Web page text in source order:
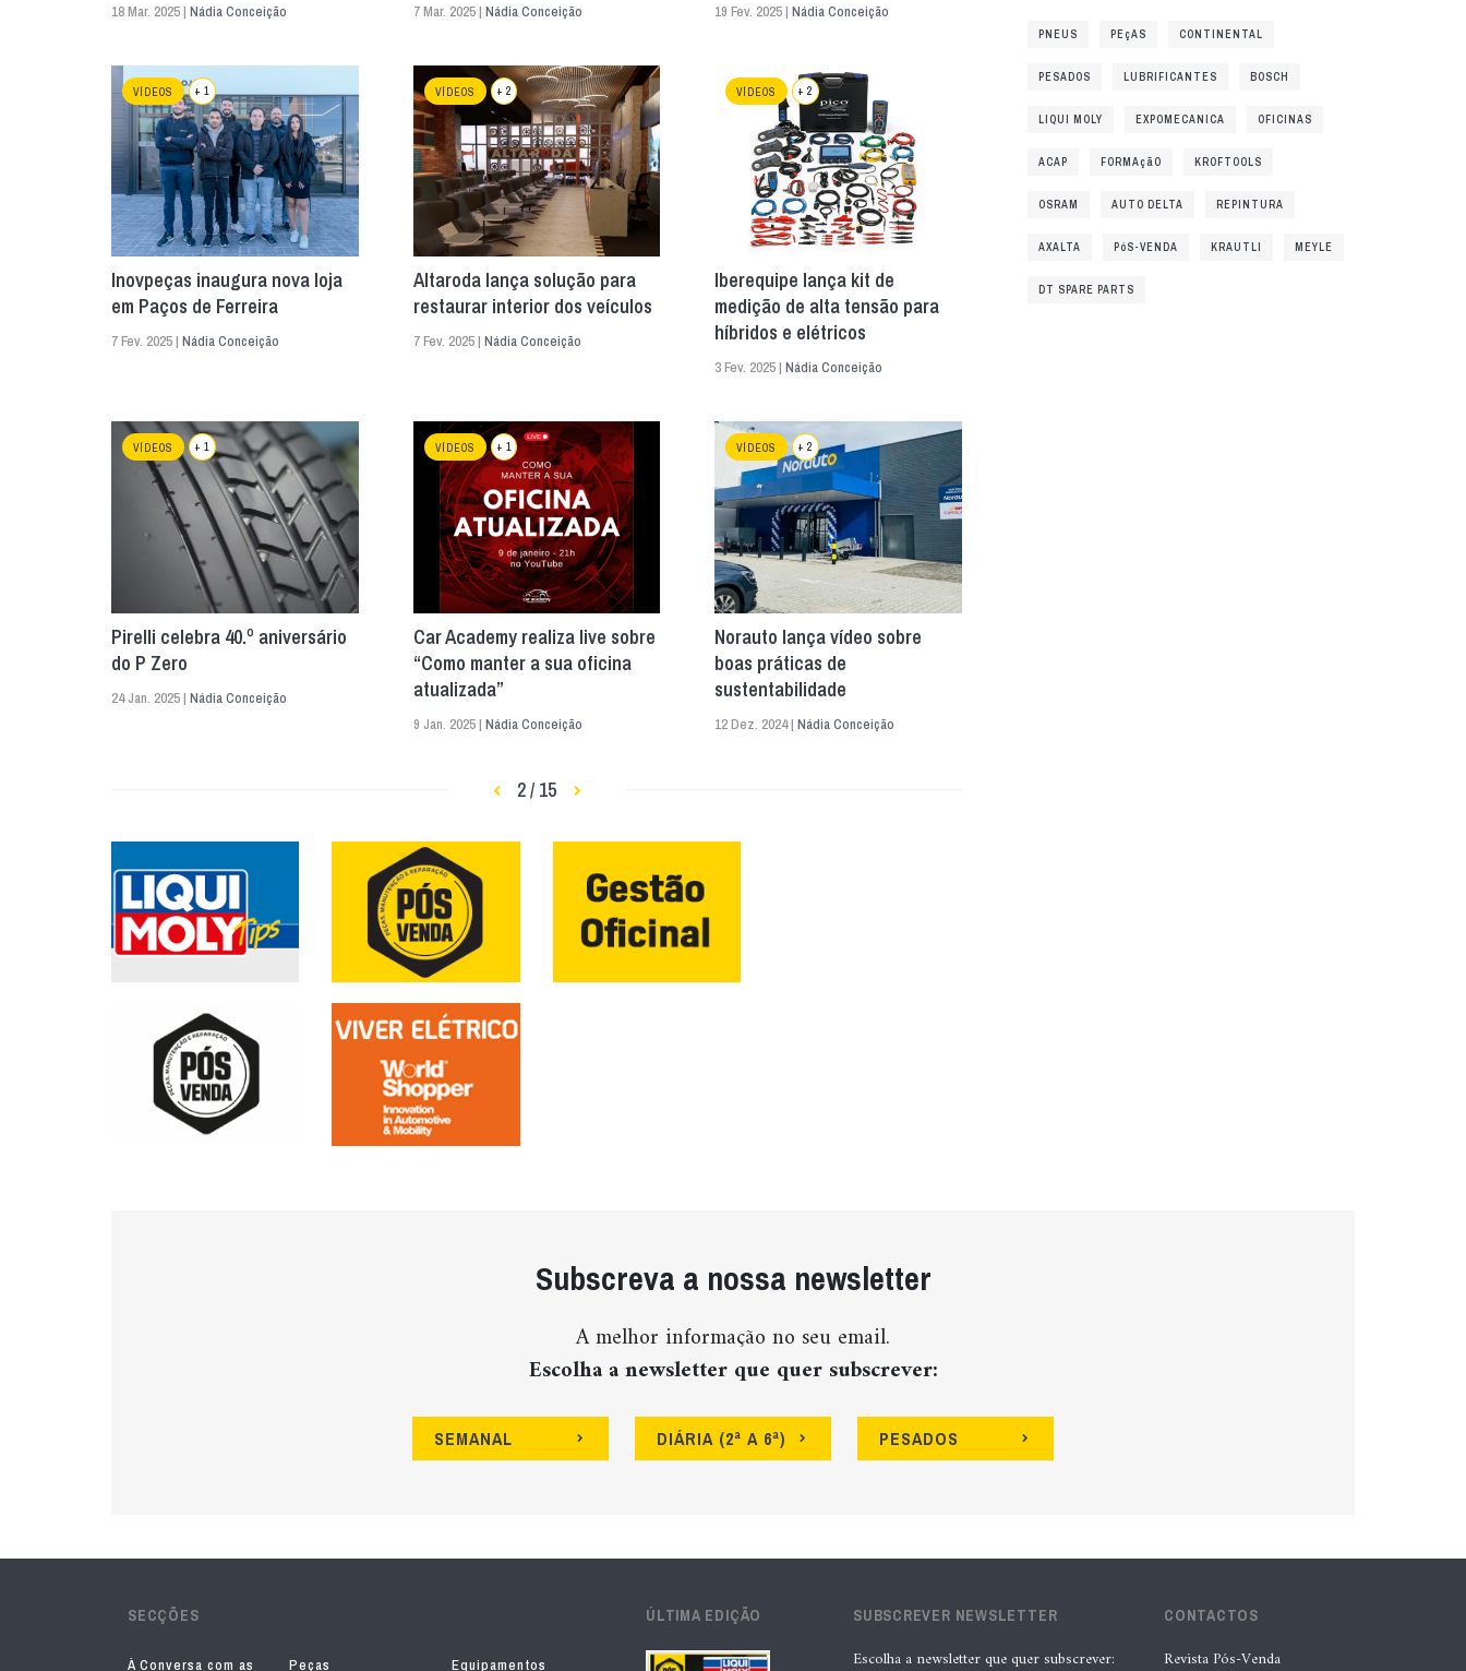
18 Mar. 2025 | Nádia Conceição 7 Mar. 2025 | Nádia Conceição 19 Fev. 2025 |Nádia Conceição
VÍDEOS + 1
Inovpeças inaugura nova loja
em Paços de Ferreira
7 Fev. 2025 | Nádia Conceição
VÍDEOS + 2
Altaroda lança solução para
restaurar interior dos veículos
7 Fev. 2025 | Nádia Conceição
VÍDEOS + 2
Iberequipe lança kit de
medição de alta tensão para
híbridos e elétricos
3 Fev. 2025 |Nádia Conceição
VÍDEOS + 1
Pirelli celebra 40.º aniversário
do P Zero
24 Jan. 2025 | Nádia Conceição
VÍDEOS + 1
Car Academy realiza live sobre
“Como manter a sua oficina
atualizada”
9 Jan. 2025 | Nádia Conceição
VÍDEOS + 2
Norauto lança vídeo sobre
boas práticas de
sustentabilidade
12 Dez. 2024 |Nádia Conceição
2 / 15
PNEUS PEçAS CONTINENTAL
PESADOS LUBRIFICANTES BOSCH
LIQUI MOLY EXPOMECANICA OFICINAS
ACAP FORMAçãO KROFTOOLS
OSRAM AUTO DELTA REPINTURA
AXALTA PóS-VENDA KRAUTLI MEYLE
DT SPARE PARTS
Subscreva a nossa newsletter
A melhor informação no seu email.
Escolha a newsletter que quer subscrever:
SEMANAL DIÁRIA (2ª A 6ª) PESADOS
SECÇÕES
À Conversa com as Peças Equipamentos
ÚLTIMA EDIÇÃO SUBSCREVER NEWSLETTER
Escolha a newsletter que quer subscrever:
CONTACTOS
Revista Pós-Venda